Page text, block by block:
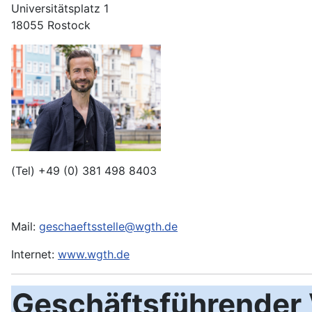
Universitätsplatz 1
18055 Rostock
(Tel) +49 (0) 381 498 8403
Mail: geschaeftsstelle@wgth.de
Internet: www.wgth.de
Geschäftsführender